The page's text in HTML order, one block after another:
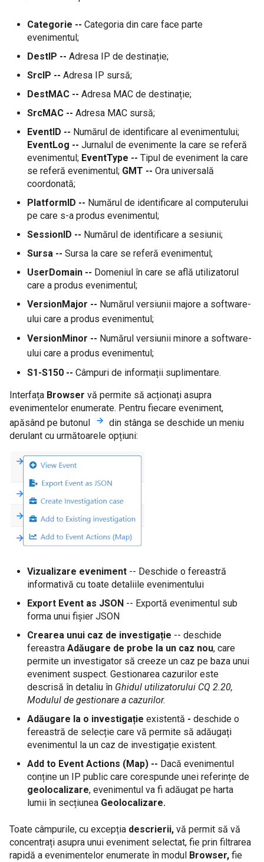
Categorie -- Categoria din care face parte
evenimentul;
DestIP -- Adresa IP de destinație;
SrcIP -- Adresa IP sursă;
DestMAC -- Adresa MAC de destinație;
SrcMAC -- Adresa MAC sursă;
EventID -- Numărul de identificare al evenimentului;
EventLog -- Jurnalul de evenimente la care se referă
evenimentul; EventType -- Tipul de eveniment la care
se referă evenimentul; GMT -- Ora universală
coordonată;
PlatformID -- Numărul de identificare al computerului
pe care s-a produs evenimentul;
SessionID -- Numărul de identificare a sesiunii;
Sursa -- Sursa la care se referă evenimentul;
UserDomain -- Domeniul în care se află utilizatorul
care a produs evenimentul;
VersionMajor -- Numărul versiunii majore a software-
ului care a produs evenimentul;
VersionMinor -- Numărul versiunii minore a software-
ului care a produs evenimentul;
S1-S150 -- Câmpuri de informații suplimentare.
Interfața Browser vă permite să acționați asupra
evenimentelor enumerate. Pentru fiecare eveniment,
apăsând pe butonul
din stânga se deschide un meniu
derulant cu următoarele opțiuni:
Vizualizare eveniment -- Deschide o fereastră
informativă cu toate detaliile evenimentului
Export Event as JSON -- Exportă evenimentul sub
forma unui fișier JSON
Crearea unui caz de investigație -- deschide
fereastra Adăugare de probe la un caz nou, care
permite un investigator să creeze un caz pe baza unui
eveniment suspect. Gestionarea cazurilor este
descrisă în detaliu în Ghidul utilizatorului CQ 2.20,
Modulul de gestionare a cazurilor.
Adăugare la o investigație existentă - deschide o
fereastră de selecție care vă permite să adăugați
evenimentul la un caz de investigație existent.
Add to Event Actions (Map) -- Dacă evenimentul
conține un IP public care corespunde unei referințe de
geolocalizare, evenimentul va fi adăugat pe harta
lumii în secțiunea Geolocalizare.
Toate câmpurile, cu excepția descrierii, vă permit să vă
concentrați asupra unui eveniment selectat, fie prin filtrarea
rapidă a evenimentelor enumerate în modul Browser, fie